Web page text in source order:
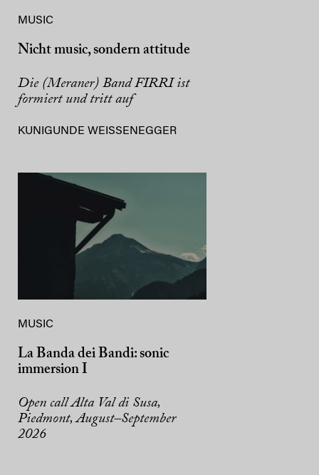
MUSIC
Nicht music, sondern attitude
Die (Meraner) Band FIRRI ist
formiert und tritt auf
KUNIGUNDE WEISSENEGGER
MUSIC
La Banda dei Bandi: sonic
immersion I
Open call Alta Val di Susa,
Piedmont, August–September
2026